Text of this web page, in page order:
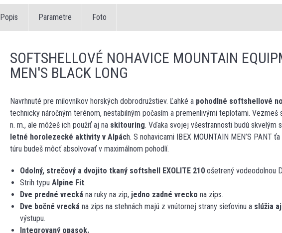
Popis Parametre Foto
SOFTSHELLOVÉ NOHAVICE MOUNTAIN
MEN'S BLACK LONG
Navrhnuté pre milovníkov horských dobrodružstiev. Ľahké a pohodlné softshellové
technicky náročným terénom, nestabilným počasím a premenlivými teplotami. Vezmeš
n. m., ale môžeš ich použiť aj na skitouring. Vďaka svojej všestrannosti budú skvelým
letné horolezecké aktivity v Alpách. S nohavicami IBEX MOUNTAIN MEN’S PANT
túru budeš môcť absolvovať v maximálnom pohodlí.
Odolný, strečový a dvojito tkaný softshell EXOLITE 210 ošetrený vodeodolnou
Strih typu Alpine Fit.
Dve predné vrecká na ruky na zip, jedno zadné vrecko na zips.
Dve bočné vrecká na zips na stehnách majú z vnútornej strany sieťovinu a slúžia
výstupu.
Integrovaný opasok.